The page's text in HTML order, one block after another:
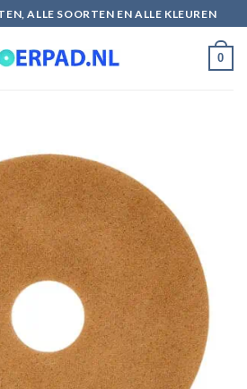
ALLE SOORTEN EN ALLE KLEUREN
0